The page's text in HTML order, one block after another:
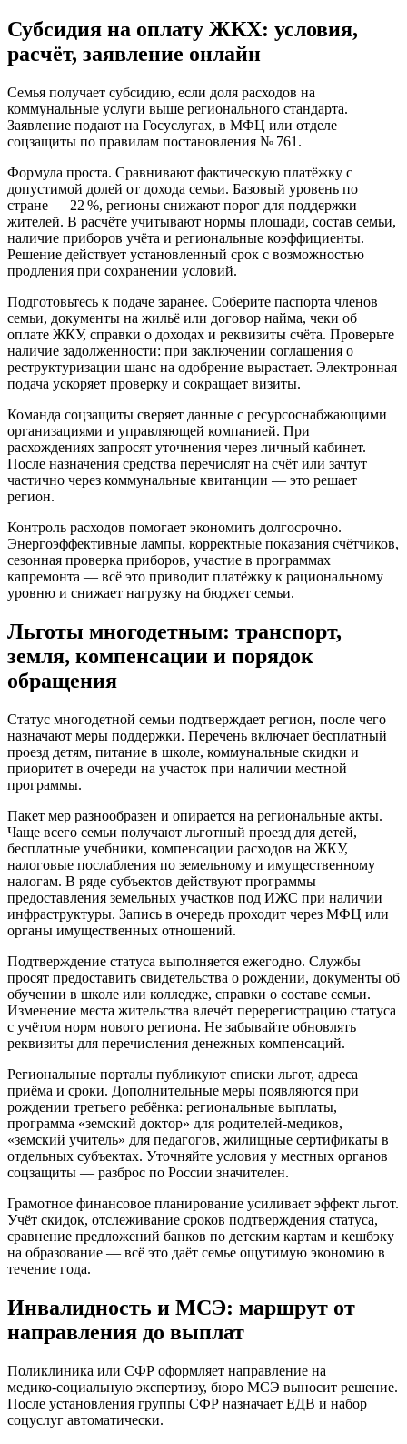
Субсидия на оплату ЖКХ: условия,
расчёт, заявление онлайн
Семья получает субсидию, если доля расходов на
коммунальные услуги выше регионального стандарта.
Заявление подают на Госуслугах, в МФЦ или отделе
соцзащиты по правилам постановления № 761.
Формула проста. Сравнивают фактическую платёжку с
допустимой долей от дохода семьи. Базовый уровень по
стране — 22 %, регионы снижают порог для поддержки
жителей. В расчёте учитывают нормы площади, состав семьи,
наличие приборов учёта и региональные коэффициенты.
Решение действует установленный срок с возможностью
продления при сохранении условий.
Подготовьтесь к подаче заранее. Соберите паспорта членов
семьи, документы на жильё или договор найма, чеки об
оплате ЖКУ, справки о доходах и реквизиты счёта. Проверьте
наличие задолженности: при заключении соглашения о
реструктуризации шанс на одобрение вырастает. Электронная
подача ускоряет проверку и сокращает визиты.
Команда соцзащиты сверяет данные с ресурсоснабжающими
организациями и управляющей компанией. При
расхождениях запросят уточнения через личный кабинет.
После назначения средства перечислят на счёт или зачтут
частично через коммунальные квитанции — это решает
регион.
Контроль расходов помогает экономить долгосрочно.
Энергоэффективные лампы, корректные показания счётчиков,
сезонная проверка приборов, участие в программах
капремонта — всё это приводит платёжку к рациональному
уровню и снижает нагрузку на бюджет семьи.
Льготы многодетным: транспорт,
земля, компенсации и порядок
обращения
Статус многодетной семьи подтверждает регион, после чего
назначают меры поддержки. Перечень включает бесплатный
проезд детям, питание в школе, коммунальные скидки и
приоритет в очереди на участок при наличии местной
программы.
Пакет мер разнообразен и опирается на региональные акты.
Чаще всего семьи получают льготный проезд для детей,
бесплатные учебники, компенсации расходов на ЖКУ,
налоговые послабления по земельному и имущественному
налогам. В ряде субъектов действуют программы
предоставления земельных участков под ИЖС при наличии
инфраструктуры. Запись в очередь проходит через МФЦ или
органы имущественных отношений.
Подтверждение статуса выполняется ежегодно. Службы
просят предоставить свидетельства о рождении, документы об
обучении в школе или колледже, справки о составе семьи.
Изменение места жительства влечёт перерегистрацию статуса
с учётом норм нового региона. Не забывайте обновлять
реквизиты для перечисления денежных компенсаций.
Региональные порталы публикуют списки льгот, адреса
приёма и сроки. Дополнительные меры появляются при
рождении третьего ребёнка: региональные выплаты,
программа «земский доктор» для родителей‑медиков,
«земский учитель» для педагогов, жилищные сертификаты в
отдельных субъектах. Уточняйте условия у местных органов
соцзащиты — разброс по России значителен.
Грамотное финансовое планирование усиливает эффект льгот.
Учёт скидок, отслеживание сроков подтверждения статуса,
сравнение предложений банков по детским картам и кешбэку
на образование — всё это даёт семье ощутимую экономию в
течение года.
Инвалидность и МСЭ: маршрут от
направления до выплат
Поликлиника или СФР оформляет направление на
медико‑социальную экспертизу, бюро МСЭ выносит решение.
После установления группы СФР назначает ЕДВ и набор
соцуслуг автоматически.